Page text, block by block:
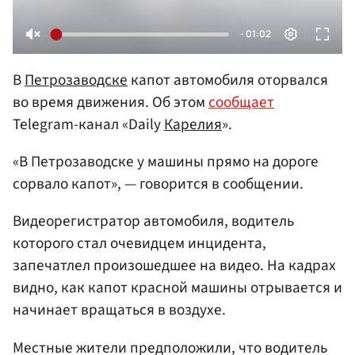
ВПетрозаводскекапот автомобиля оторвался
во время движения. Об этомсообщает
Telegram-канал «DailyКарелия».
«В Петрозаводске у машины прямо на дороге
сорвало капот», — говорится в сообщении.
Видеорегистратор автомобиля, водитель
которого стал очевидцем инцидента,
запечатлел произошедшее на видео. На кадрах
видно, как капот красной машины отрывается и
начинает вращаться в воздухе.
Местные жители предположили, что водитель